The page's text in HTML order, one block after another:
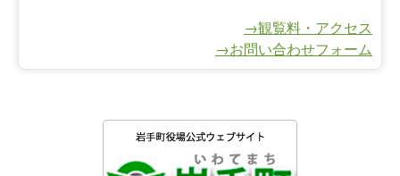
→観覧料・アクセス
→お問い合わせフォーム